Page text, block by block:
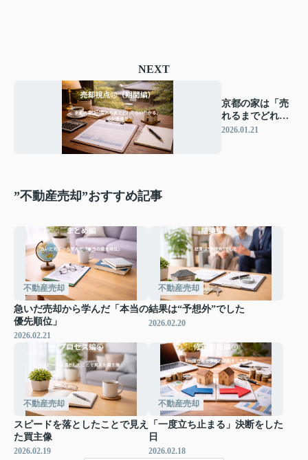
NEXT
京都の家は「売
れるまでどれく
らいかかる」の
2026.01.21
”不動産売却”おすすめ記事
不動産売却
急いだ売却から学んだ「本当の
優先順位」
2026.02.21
不動産売却
結果は“予想外”でした
2026.02.20
不動産売却
スピードを落としたことで見え
た買主像
2026.02.19
不動産売却
「一度立ち止まる」決断をした
日
2026.02.18